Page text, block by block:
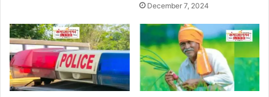
December 7, 2024